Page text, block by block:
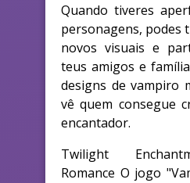
Quando tiveres
personagens, podes
novos visuais e
teus amigos e
designs de vampiro
vê quem consegue
encantador.
Twilight
Romance O jogo